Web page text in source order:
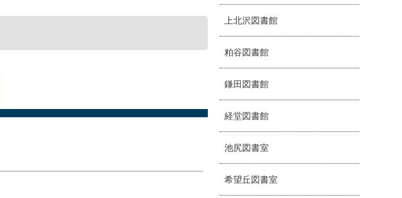
上北沢図書館
粕谷図書館
鎌田図書館
経堂図書館
池尻図書室
希望丘図書室